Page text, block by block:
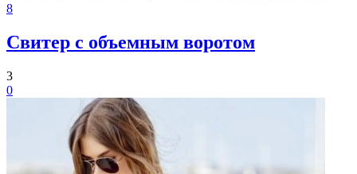
8
Свитер с объемным воротом
3
0